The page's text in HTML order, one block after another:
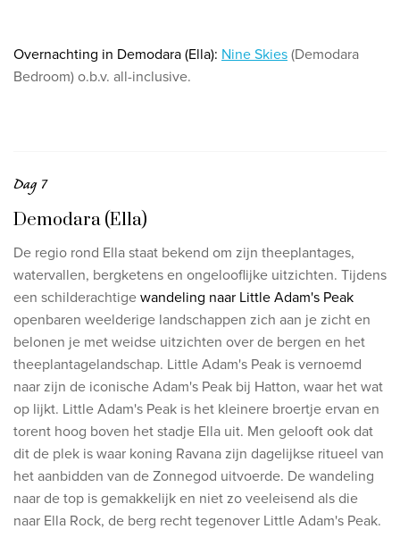
Overnachting in Demodara (Ella): Nine Skies(Demodara
Bedroom) o.b.v. all-inclusive.
Dag 7
Demodara (Ella)
De regio rond Ella staat bekend om zijn theeplantages,
watervallen, bergketens en ongelooflijke uitzichten. Tijdens
een schilderachtigewandeling naar Little Adam's Peak
openbaren weelderige landschappen zich aan je zicht en
belonen je met weidse uitzichten over de bergen en het
theeplantagelandschap. Little Adam's Peak is vernoemd
naar zijn de iconische Adam's Peak bij Hatton, waar het wat
op lijkt. Little Adam's Peak is het kleinere broertje ervan en
torent hoog boven het stadje Ella uit. Men gelooft ook dat
dit de plek is waar koning Ravana zijn dagelijkse ritueel van
het aanbidden van de Zonnegod uitvoerde. De wandeling
naar de top is gemakkelijk en niet zo veeleisend als die
naar Ella Rock, de berg recht tegenover Little Adam's Peak.